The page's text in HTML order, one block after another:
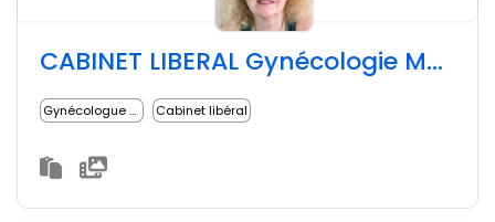
CABINET LIBERAL Gynécologie Médicale
Gynécologue médical Cabinet libéral